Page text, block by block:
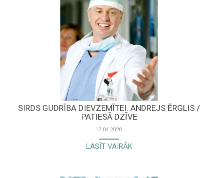
SIRDS GUDRĪBA DIEVZEMĪTEI. ANDREJS ĒRGLIS /
PATIESĀ DZĪVE
17.04.2020.
LASĪT VAIRĀK